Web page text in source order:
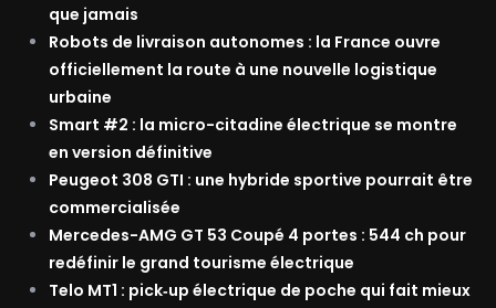
que jamais
Robots de livraison autonomes : la France ouvre
officiellement la route à une nouvelle logistique
urbaine
Smart #2 : la micro-citadine électrique se montre
en version définitive
Peugeot 308 GTI : une hybride sportive pourrait être
commercialisée
Mercedes-AMG GT 53 Coupé 4 portes : 544 ch pour
redéfinir le grand tourisme électrique
Telo MT1 : pick‑up électrique de poche qui fait mieux